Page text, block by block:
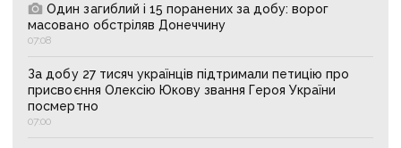
Один загиблий і 15 поранених за добу: ворог
масовано обстріляв Донеччину
07:08
За добу 27 тисяч українців підтримали петицію про
присвоєння Олексію Юкову звання Героя України
посмертно
07:00